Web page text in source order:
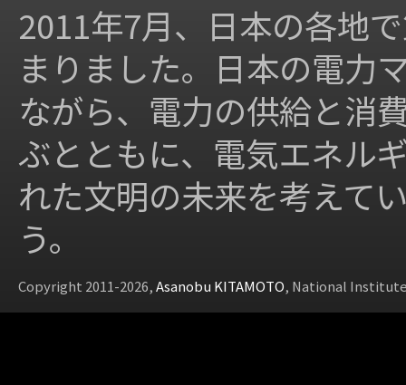
2011年7月、日本の各地
まりました。日本の電力
ながら、電力の供給と消
ぶとともに、電気エネル
れた文明の未来を考えて
う。
Copyright 2011-2026,Asanobu KITAMOTO, National